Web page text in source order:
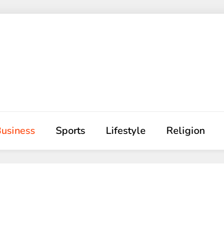
Sports Lifestyle Religion